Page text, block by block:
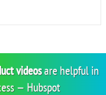
videosare helpful in
— Hubspot